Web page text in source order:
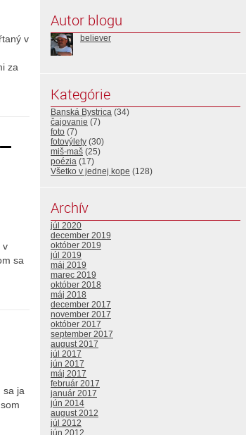
v
za
v
sa
sa ja
Autor blogu
believer
Kategórie
Banská Bystrica (34)
čajovanie (7)
foto (7)
fotovýlety (30)
miš-maš (25)
poézia (17)
Všetko v jednej kope (128)
Archív
júl 2020
december 2019
október 2019
júl 2019
máj 2019
marec 2019
október 2018
máj 2018
december 2017
november 2017
október 2017
september 2017
august 2017
júl 2017
jún 2017
máj 2017
február 2017
január 2017
jún 2014
august 2012
júl 2012
jún 2012